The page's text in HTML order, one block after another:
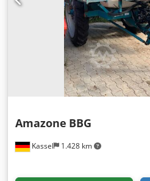
Kassel 1.428 km
Amazone BBG